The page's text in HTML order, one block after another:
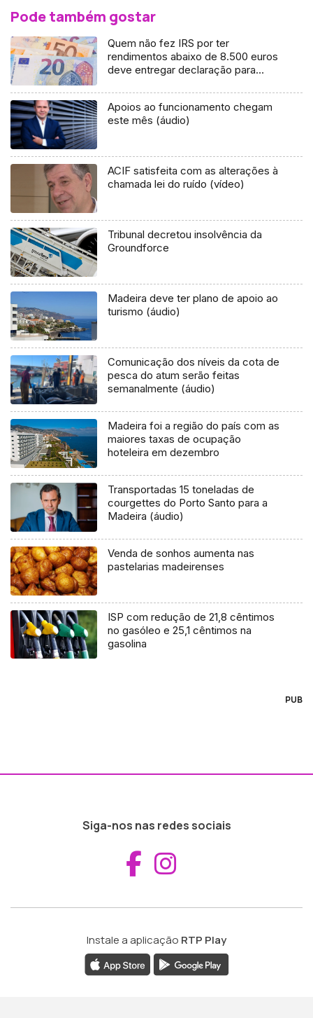
Pode também gostar
Quem não fez IRS por ter
rendimentos abaixo de 8.500 euros
deve entregar declaração para
Apoios ao funcionamento chegam
este mês (áudio)
ACIF satisfeita com as alterações à
chamada lei do ruído (vídeo)
Tribunal decretou insolvência da
Groundforce
Madeira deve ter plano de apoio ao
turismo (áudio)
Comunicação dos níveis da cota de
pesca do atum serão feitas
semanalmente (áudio)
Madeira foi a região do país com as
maiores taxas de ocupação
hoteleira em dezembro
Transportadas 15 toneladas de
courgettes do Porto Santo para a
Madeira (áudio)
Venda de sonhos aumenta nas
pastelarias madeirenses
ISP com redução de 21,8 cêntimos
no gasóleo e 25,1 cêntimos na
gasolina
PUB
Siga-nos nas redes sociais
Aceder ao
Instale a aplicação RTP Play